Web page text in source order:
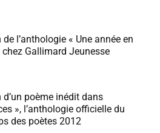
l’anthologie « Une année en
chez Gallimard Jeunesse
d’un poème inédit dans
», l’anthologie officielle du
des poètes 2012